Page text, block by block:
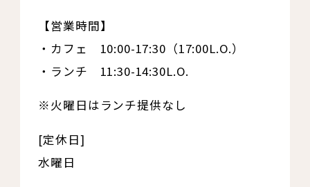
【営業時間】
・カフェ 10:00-17:30（17:00L.O.）
・ランチ 11:30-14:30L.O.
※火曜日はランチ提供なし
[定休日]
水曜日